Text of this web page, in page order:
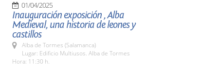
01/04/2025
Inauguración exposición , Alba
Medieval, una historia de leones y
castillos
Alba de Tormes (Salamanca)
Lugar: Edificio Multiusos. Alba de Tormes
Hora: 11:30 h.